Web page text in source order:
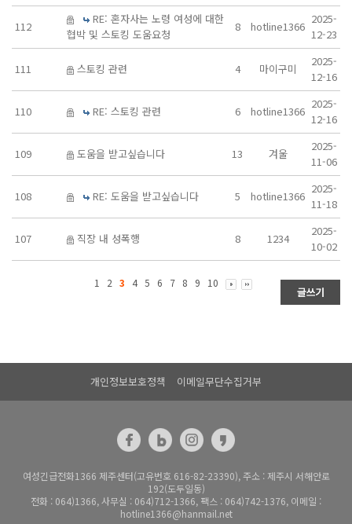
112
RE: 혼자사는 노령 여성에 대한
협박 및 스토킹 도움요청
8 hotline1366
2025-
12-23
111 스토킹 관련 4 마이구미
2025-
12-16
110 RE: 스토킹 관련 6 hotline1366
2025-
12-16
109 도움을 받고싶습니다 13 겨울
2025-
11-06
108 RE: 도움을 받고싶습니다 5 hotline1366
2025-
11-18
107 직장 내 성폭행 8 1234
2025-
10-02
1 2 3 4 5 6 7 8 9 10
개인정보보호정책 이메일무단수집거부
여성긴급전화1366 제주센터(고유번호 616-82-23390), 주소 : 제주시 서해안로
192(도두일동)
전화 : 064)1366, 사무실 : 064)712-1366, 팩스 : 064)742-1376, 이메일 :
hotline1366@hanmail.net